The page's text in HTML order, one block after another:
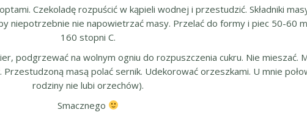
Czekoladę rozpuścić w kąpieli wodnej i przestudzić. Składniki
niepotrzebnie nie napowietrzać masy. Przelać do formy i piec 50-60
160 stopni C.
podgrzewać na wolnym ogniu do rozpuszczenia cukru. Nie mieszać.
masą polać sernik. Udekorować orzeszkami. U mnie
rodziny nie lubi orzechów).
Smacznego